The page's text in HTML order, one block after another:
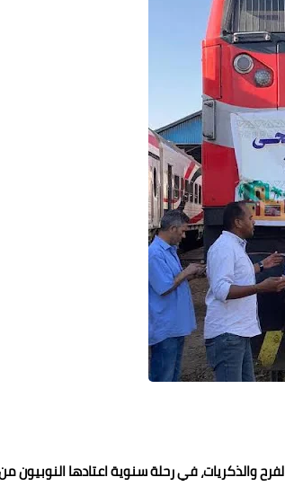
والذكريات، في رحلة سنوية اعتادها النوبيون